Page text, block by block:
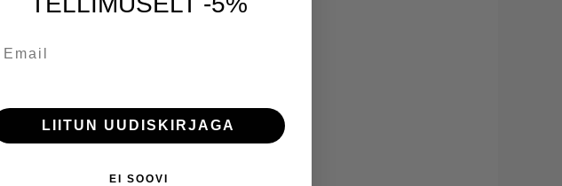
LIITUN UUDISKIRJAGA
EI SOOVI